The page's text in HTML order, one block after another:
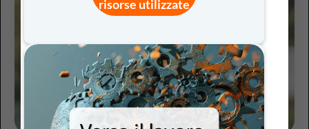
risorse utilizzate